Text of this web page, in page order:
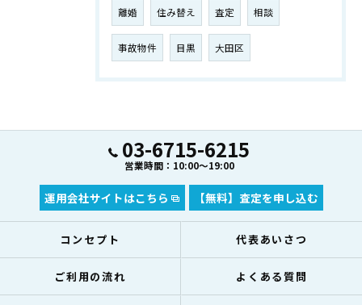
離婚 住み替え 査定 相談
事故物件 目黒 大田区
03-6715-6215
営業時間：10:00～19:00
運用会社サイトはこちら 【無料】査定を申し込む
コンセプト 代表あいさつ
ご利用の流れ よくある質問